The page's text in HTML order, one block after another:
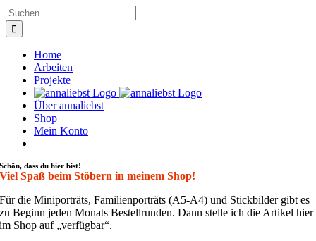
Zum
Inhalt
springen
Suche
nach:
Home
Arbeiten
Projekte
Über annaliebst
Shop
Mein Konto
Schön, dass du hier bist!
Viel Spaß beim Stöbern in meinem Shop!
Für die Mini­por­träts, Fami­li­en­por­träts (A5-A4) und Stick­bil­der gibt es
zu Beginn jeden Monats Bestell­run­den. Dann stel­le ich die Arti­kel hier
im Shop auf „ver­füg­bar“.